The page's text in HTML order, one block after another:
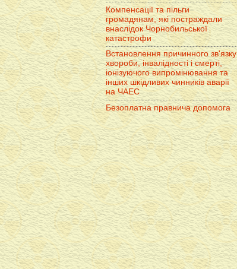
Компенсації та пільги
громадянам, які постраждали
внаслідок Чорнобильської
катастрофи
Встановлення причинного зв'язку
хвороби, інвалідності і смерті,
іонізуючого випромінювання та
інших шкідливих чинників аварії
на ЧАЕС
Безоплатна правнича допомога